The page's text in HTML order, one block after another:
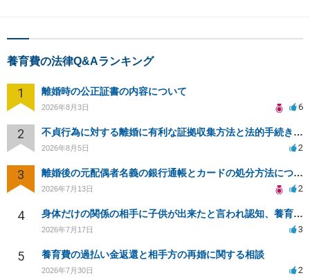
養育費の法律Q&Aランキング
1 離婚時の公正証書の内容について
2026年8月3日 6
2 不貞行為に対する離婚に有利な証拠収集方法と法的手続きについて
2026年8月5日 2
3 離婚後の元配偶者名義の銀行通帳とカードの処分方法について
2026年7月13日 2
4 身体だけの関係の相手に子供が出来たと言われ認知、養育費を要求されているが自身の子供か分からない
2026年7月17日 3
5 養育費の過払い金返還と相手方の再婚に関する相談
2026年7月30日 2